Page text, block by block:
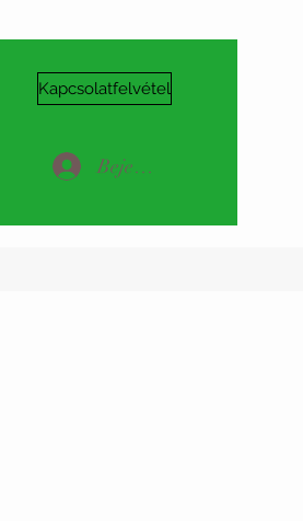
Kapcsolatfelvétel
Bejelentkezés